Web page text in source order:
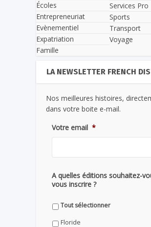
Écoles
Entrepreneuriat
Evènementiel
Expatriation
Famille
Services Pro
Sports
Transport
Voyage
LA NEWSLETTER FRENCH
Nos meilleures histoires,
dans votre boite e-mail.
Votre email *
A quelles éditions souhaitez-
vous inscrire ?
Tout sélectionner
Floride